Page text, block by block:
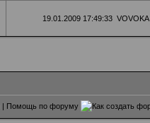
19.01.2009 17:49:33 VOVOKA
| Помощь по форуму